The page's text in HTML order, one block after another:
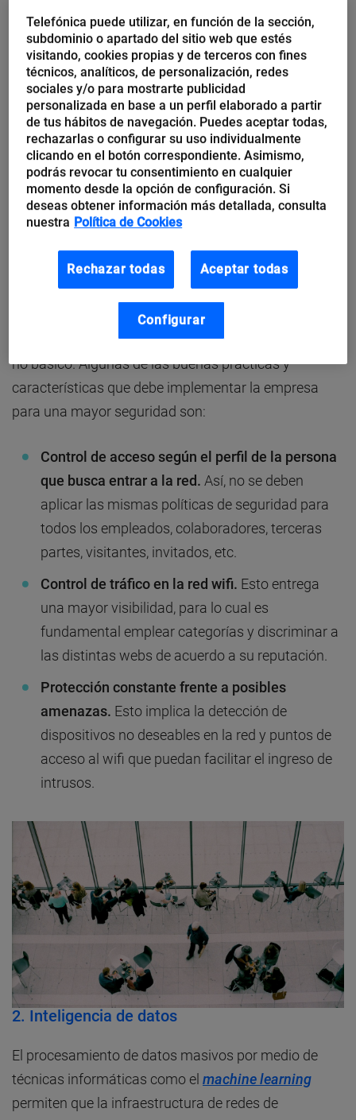
se evidencia una especie de ingenuidad o negación
en cuanto a la vulnerabilidad en internet, y la que no
se condice del todo con otras nociones generales:
Un 36% de las pymes españolas cuentan con
protocolos básicos de seguridad en internet.
Un 75% de los usuarios de internet creen que la
ciberseguridad es muy importante.
El84% de las empresas españolas busca
entre el 2020 y el 2022.
Así, la seguridad en la infraestructura de red
corporativa constituye un elemento esencial, cuando
no básico. Algunas de las buenas prácticas y
características que debe implementar la empresa
para una mayor seguridad son:
Control de acceso según el perfil de la persona
que busca entrar a la red. Así, no se deben
aplicar las mismas políticas de seguridad para
todos los empleados, colaboradores, terceras
partes, visitantes, invitados, etc.
Control de tráfico en la red wifi. Esto entrega
una mayor visibilidad, para lo cual es
fundamental emplear categorías y discriminar a
las distintas webs de acuerdo a su reputación.
Protección constante frente a posibles
amenazas. Esto implica la detección de
dispositivos no deseables en la red y puntos de
acceso al wifi que puedan facilitar el ingreso de
intrusos.
2. Inteligencia de datos
El procesamiento de datos masivos por medio de
técnicas informáticas como el machine learning
permiten que la infraestructura de redes de
Telefónica puede utilizar, en función de la sección,
subdominio o apartado del sitio web que estés
visitando, cookies propias y de terceros con fines
técnicos, analíticos, de personalización, redes
sociales y/o para mostrarte publicidad
personalizada en base a un perfil elaborado a partir
de tus hábitos de navegación. Puedes aceptar todas,
rechazarlas o configurar su uso individualmente
clicando en el botón correspondiente. Asimismo,
podrás revocar tu consentimiento en cualquier
momento desde la opción de configuración. Si
deseas obtener información más detallada, consulta
nuestra Política de Cookies
Rechazar todas Aceptar todas
Configurar